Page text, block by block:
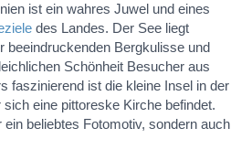
ist ein wahres Juwel und eines
des Landes. Der See liegt
beeindruckenden Bergkulisse und
Schönheit Besucher aus
faszinierend ist die kleine Insel in der
eine pittoreske Kirche befindet.
ein beliebtes Fotomotiv, sondern auch